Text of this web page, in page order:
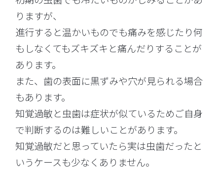
りますが、
進行すると温かいものでも痛みを感じたり何
もしなくてもズキズキと痛んだりすることが
あります。
また、歯の表面に黒ずみや穴が見られる場合
もあります。
知覚過敏と虫歯は症状が似ているためご自身
で判断するのは難しいことがあります。
知覚過敏だと思っていたら実は虫歯だったと
いうケースも少なくありません。